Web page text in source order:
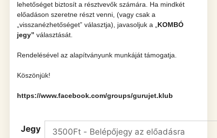
lehetőséget biztosít a résztvevők számára. Ha mindkét
előadáson szeretne részt venni, (vagy csak a
„visszanézhetőséget” választja), javasoljuk a „ KOMBÓ
jegy” választását.
Rendelésével az alapítványunk munkáját támogatja.
Köszönjük!
https://www.facebook.com/groups/gurujet.klub
Jegy